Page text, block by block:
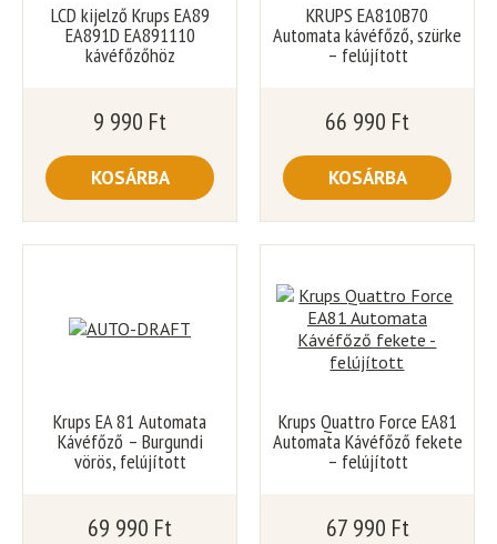
LCD kijelző Krups EA89
EA891D EA891110
kávéfőzőhöz
9 990 Ft
KOSÁRBA
KRUPS EA810B70
Automata kávéfőző, szürke
– felújított
66 990 Ft
KOSÁRBA
Krups EA 81 Automata
Kávéfőző – Burgundi
vörös, felújított
69 990 Ft
Krups Quattro Force EA81
Automata Kávéfőző fekete
– felújított
67 990 Ft